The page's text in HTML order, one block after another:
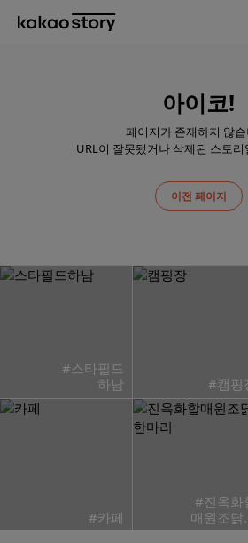
아이코!
페이지가 존재하지 않
URL이 잘못됐거나 삭제된 스토
이전 페이지
#스타필드
하남
#캠핑
#카페
#진옥화
매원조닭
마